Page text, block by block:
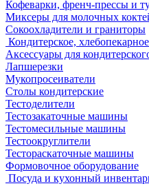
Кофеварки, френч-прессы и
Миксеры для молочных
Сокоохладители и граниторы
Кондитерское,
Аксессуары для
Лапшерезки
Мукопросеиватели
Столы кондитерские
Тестоделители
Тестозакаточные машины
Тестомесильные машины
Тестоокруглители
Тестораскаточные машины
Формовочное оборудование
Посуда и кухонный